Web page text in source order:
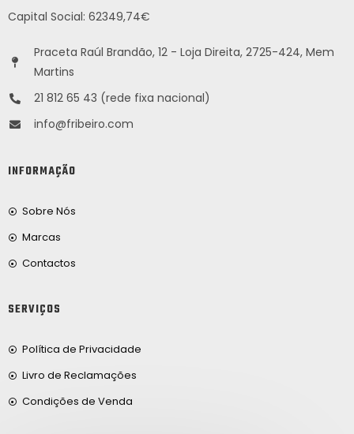
Capital Social: 62349,74€
Praceta Raúl Brandão, 12 - Loja Direita, 2725-424, Mem
Martins
21 812 65 43 (rede fixa nacional)
info@fribeiro.com
INFORMAÇÃO
Sobre Nós
Marcas
Contactos
SERVIÇOS
Política de Privacidade
Livro de Reclamações
Condições de Venda